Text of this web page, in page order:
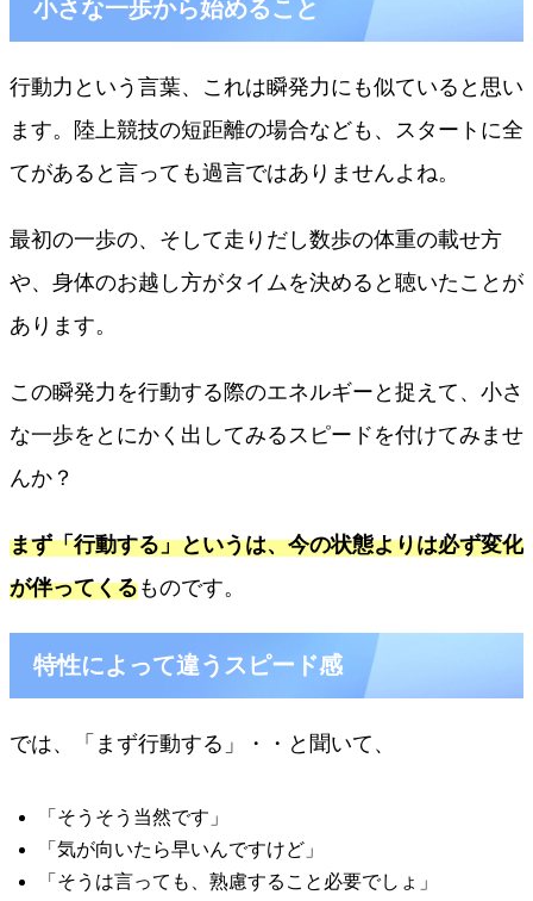
小さな一歩から始めること
行動力という言葉、これは瞬発力にも似ていると思い
ます。陸上競技の短距離の場合なども、スタートに全
てがあると言っても過言ではありませんよね。
最初の一歩の、そして走りだし数歩の体重の載せ方
や、身体のお越し方がタイムを決めると聴いたことが
あります。
この瞬発力を行動する際のエネルギーと捉えて、小さ
な一歩をとにかく出してみるスピードを付けてみませ
んか？
まず「行動する」というは、今の状態よりは必ず変化
が伴ってくるものです。
特性によって違うスピード感
では、「まず行動する」・・と聞いて、
「そうそう当然です」
「気が向いたら早いんですけど」
「そうは言っても、熟慮すること必要でしょ」